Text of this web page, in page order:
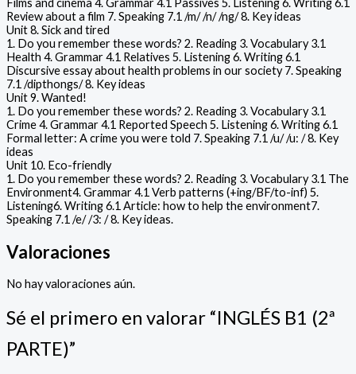
Films and cinema 4. Grammar 4.1 Passives 5. Listening 6. Writing 6.1
Review about a film 7. Speaking 7.1 /m/ /n/ /ng/ 8. Key ideas
Unit 8. Sick and tired
1. Do you remember these words? 2. Reading 3. Vocabulary 3.1
Health 4. Grammar 4.1 Relatives 5. Listening 6. Writing 6.1
Discursive essay about health problems in our society 7. Speaking
7.1 /dipthongs/ 8. Key ideas
Unit 9. Wanted!
1. Do you remember these words? 2. Reading 3. Vocabulary 3.1
Crime 4. Grammar 4.1 Reported Speech 5. Listening 6. Writing 6.1
Formal letter: A crime you were told 7. Speaking 7.1 /u/ /u: / 8. Key
ideas
Unit 10. Eco-friendly
1. Do you remember these words? 2. Reading 3. Vocabulary 3.1 The
Environment4. Grammar 4.1 Verb patterns (+ing/BF/to-inf) 5.
Listening6. Writing 6.1 Article: how to help the environment7.
Speaking 7.1 /e/ /3: / 8. Key ideas.
Valoraciones
No hay valoraciones aún.
Sé el primero en valorar “INGLÉS B1 (2ª
PARTE)”